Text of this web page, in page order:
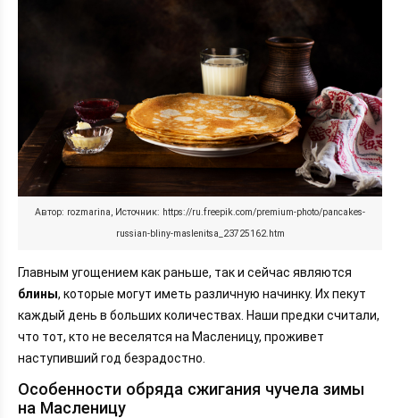
Автор: rozmarina, Источник: https://ru.freepik.com/premium-photo/pancakes-
russian-bliny-maslenitsa_23725162.htm
Главным угощением как раньше, так и сейчас являются
блины, которые могут иметь различную начинку. Их пекут
каждый день в больших количествах. Наши предки считали,
что тот, кто не веселятся на Масленицу, проживет
наступивший год безрадостно.
Особенности обряда сжигания чучела зимы
на Масленицу